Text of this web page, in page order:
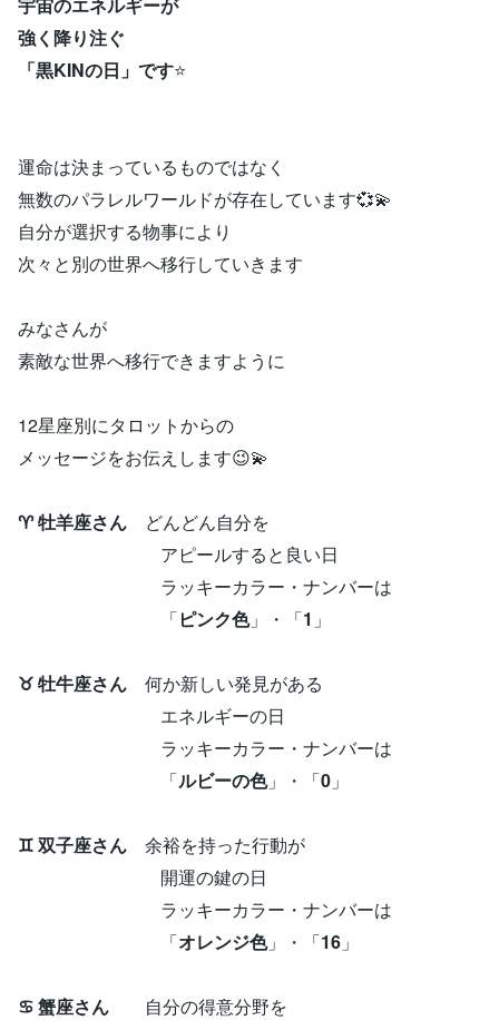
強く降り注ぐ
「黒KINの日」です⭐
運命は決まっているものではなく
無数のパラレルワールドが存在しています💞💫
自分が選択する物事により
次々と別の世界へ移行していきます
みなさんが
素敵な世界へ移行できますように
12星座別にタロットからの
メッセージをお伝えします😉💫
♈ 牡羊座さん どんどん自分を
アピールすると良い日
ラッキーカラー・ナンバーは
「ピンク色」・「1 」
♉ 牡牛座さん 何か新しい発見がある
エネルギーの日
ラッキーカラー・ナンバーは
「ルビーの色」・「0 」
♊ 双子座さん 余裕を持った行動が
開運の鍵の日
ラッキーカラー・ナンバーは
「オレンジ色」・「16 」
♋ 蟹座さん 自分の得意分野を